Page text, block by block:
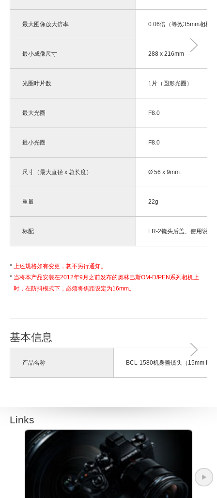
最大图像放大倍率 0.06倍（等效35mm相机
最小成像尺寸 288 x 216mm
光圈叶片数 1片（圆形光圈）
最大光圈 F8.0
最小光圈 F8.0
尺寸（最大直径 x 总长度） Ø 56 x 9mm
重量 22g
标配 LR-2镜头后盖、使用说明
上述规格如有变更，恕不另行通知。
当将本产品安装在2012年9月之前发布的奥林巴斯OM-D/PEN系列相机上
时，在防抖模式下，必须将焦距设定为16mm。
基本信息
产品名称 BCL-1580机身盖镜头（15mm
Links